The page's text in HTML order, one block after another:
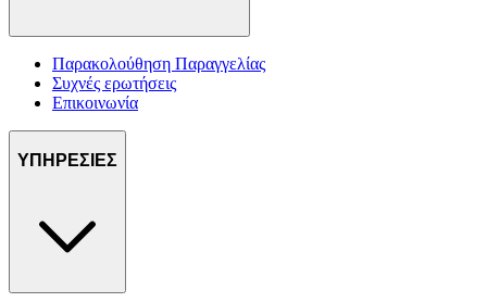
Παρακολούθηση Παραγγελίας
Συχνές ερωτήσεις
Επικοινωνία
ΥΠΗΡΕΣΙΕΣ